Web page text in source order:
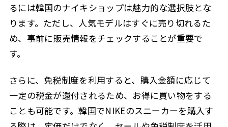
るには韓国のナイキショップは魅力的な選択肢とな
ります。ただし、人気モデルはすぐに売り切れるた
め、事前に販売情報をチェックすることが重要で
す。
さらに、免税制度を利用すると、購入金額に応じて
一定の税金が還付されるため、お得に買い物をする
ことも可能です。韓国でNIKEのスニーカーを購入す